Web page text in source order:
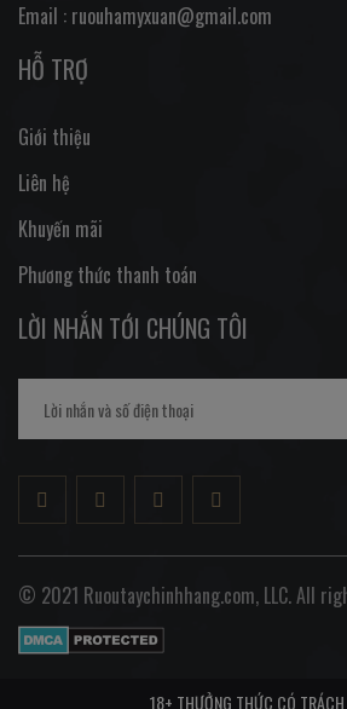
Email : ruouhamyxuan@gmail.com
HỖ TRỢ
Giới thiệu
Liên hệ
Khuyến mãi
Phương thức thanh toán
LỜI NHẮN TỚI CHÚNG TÔI
© 2021 Ruoutaychinhhang.com, LLC. All
18+ THƯỞNG THỨC CÓ TRÁCH